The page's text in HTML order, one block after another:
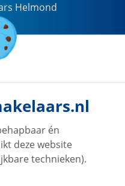
Helmond
én
deze website
technieken).